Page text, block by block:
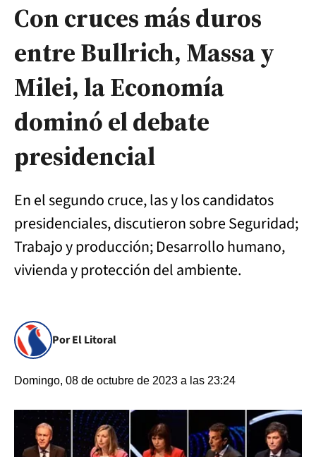
Con cruces más duros
entre Bullrich, Massa y
Milei, la Economía
dominó el debate
presidencial
En el segundo cruce, las y los candidatos
presidenciales, discutieron sobre Seguridad;
Trabajo y producción; Desarrollo humano,
vivienda y protección del ambiente.
Por El Litoral
Domingo, 08 de octubre de 2023 a las 23:24